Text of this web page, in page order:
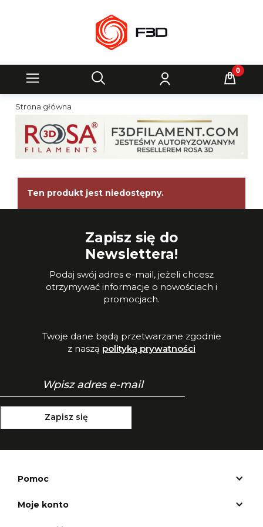
Strona główna
Ten produkt jest niedostępny.
Zapisz się do
Newslettera!
Podaj swój adres e-mail, jeżeli chcesz
otrzymywać informacje o nowościach i
promocjach.
Twoje dane będą przetwarzane zgodnie
z naszą polityką prywatności
Zapisz się
Pomoc
Moje konto